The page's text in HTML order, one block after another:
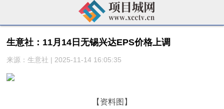
生意社：11月14日无锡兴达EPS价格上调
来源：生意社 | 2025-11-14 16:05:35
【资料图】